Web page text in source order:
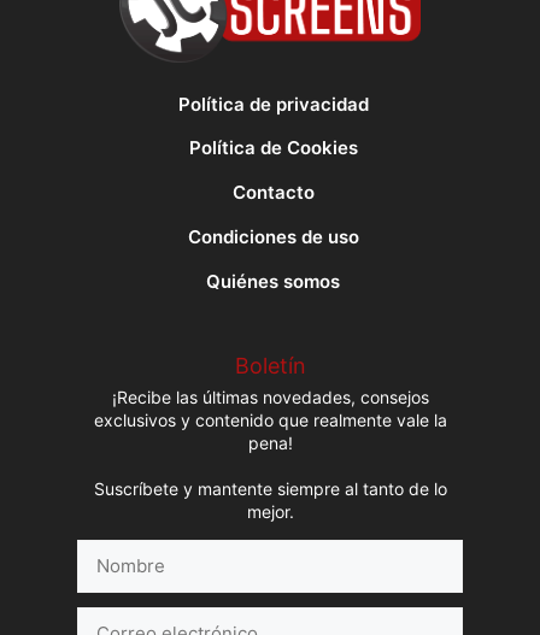
Política de privacidad
Política de Cookies
Contacto
Condiciones de uso
Quiénes somos
Boletín
¡Recibe las últimas novedades, consejos
exclusivos y contenido que realmente vale la
pena!
Suscríbete y mantente siempre al tanto de lo
mejor.